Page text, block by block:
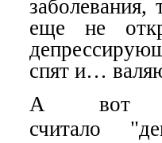
еще не
спят и…
А вот
считало